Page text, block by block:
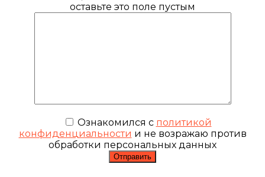
оставьте это поле пустым
Ознакомился с политикой
конфиденциальности и не возражаю против
обработки персональных данных